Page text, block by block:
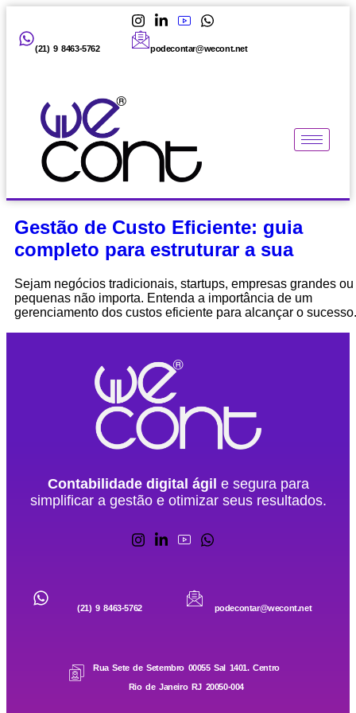
(21) 9 8463-5762 podecontar@wecont.net
Gestão de Custo Eficiente: guia
completo para estruturar a sua
Sejam negócios tradicionais, startups, empresas grandes ou
pequenas não importa. Entenda a importância de um
gerenciamento dos custos eficiente para alcançar o sucesso.
Contabilidade digital ágil e segura para
simplificar a gestão e otimizar seus resultados.
(21) 9 8463-5762 podecontar@wecont.net
Rua Sete de Setembro 00055 Sal 1401. Centro
Rio de Janeiro RJ 20050-004